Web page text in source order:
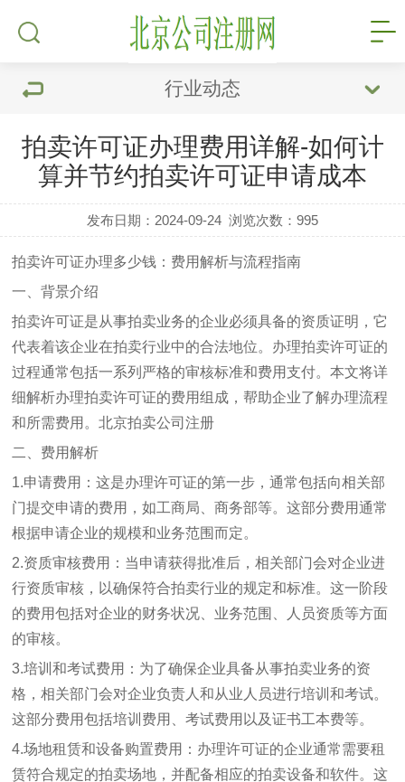
行业动态
拍卖许可证办理费用详解-如何计
算并节约拍卖许可证申请成本
发布日期：2024-09-24 浏览次数：995
拍卖许可证办理多少钱：费用解析与流程指南
一、背景介绍
拍卖许可证是从事拍卖业务的企业必须具备的资质证明，它
代表着该企业在拍卖行业中的合法地位。办理拍卖许可证的
过程通常包括一系列严格的审核标准和费用支付。本文将详
细解析办理拍卖许可证的费用组成，帮助企业了解办理流程
和所需费用。北京拍卖公司注册
二、费用解析
1.申请费用：这是办理许可证的第一步，通常包括向相关部
门提交申请的费用，如工商局、商务部等。这部分费用通常
根据申请企业的规模和业务范围而定。
2.资质审核费用：当申请获得批准后，相关部门会对企业进
行资质审核，以确保符合拍卖行业的规定和标准。这一阶段
的费用包括对企业的财务状况、业务范围、人员资质等方面
的审核。
3.培训和考试费用：为了确保企业具备从事拍卖业务的资
格，相关部门会对企业负责人和从业人员进行培训和考试。
这部分费用包括培训费用、考试费用以及证书工本费等。
4.场地租赁和设备购置费用：办理许可证的企业通常需要租
赁符合规定的拍卖场地，并配备相应的拍卖设备和软件。这